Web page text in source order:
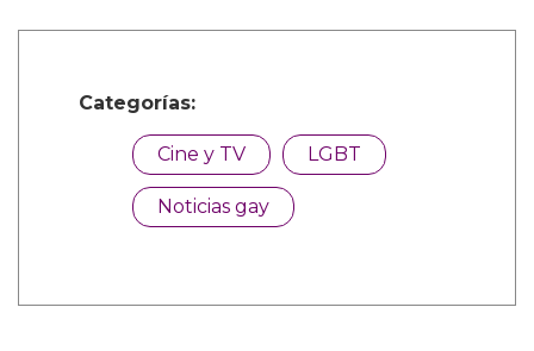
Categorías:
Cine y TV LGBT
Noticias gay